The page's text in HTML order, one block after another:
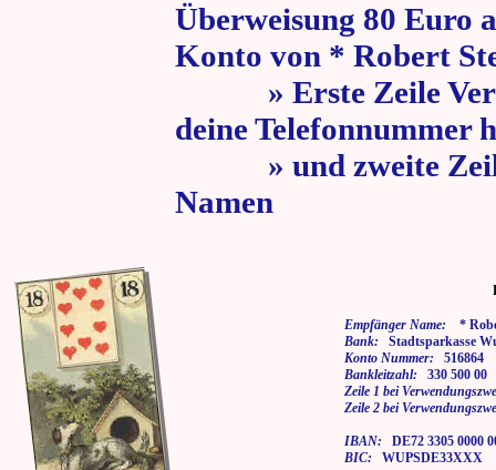
Überweisung 80 Euro
Konto von * Robert
» Erste Zeile
deine Telefonnummer
» und zweite Zeile
Namen
Empfänger Name: *
Bank: Stadtsparkasse
Konto Nummer: 516864
Bankleitzahl: 330 500 00
Zeile 1 bei
Zeile 2 bei
IBAN: DE72 3305 0000
BIC: WUPSDE33XXX